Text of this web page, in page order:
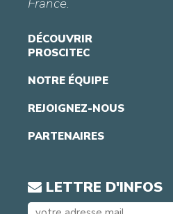
France.
DÉCOUVRIR
PROSCITEC
NOTRE ÉQUIPE
REJOIGNEZ-NOUS
PARTENAIRES
LETTRE D'INFOS